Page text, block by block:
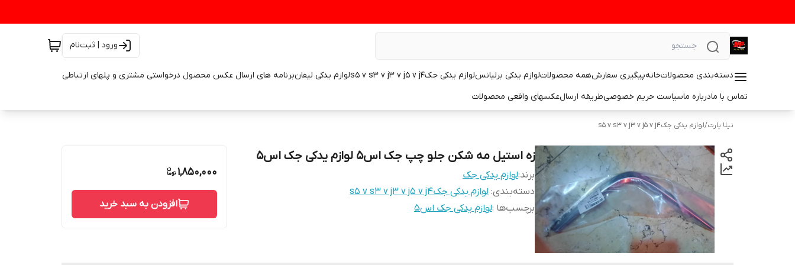
ورود | ثبت‌نام
دسته‌بندی محصولاتخانهپیگیری سفارشهمه محصولاتلوازم یدکی برلیانسلوازم یدکی جکs5 v s3 v j3 v j5 v j4 لوازم یدکی لیفانبرنامه های ارسال عکس محصول درخواستی مشتری و پلهای ارتباطی
تماس با مادرباره ماسیاست حریم خصوصیطریقه ارسالعکسهای واقعی محصولات
نیلا پارت/لوازم یدکی جکs5 v s3 v j3 v j5 v j4
زه استیل مه شکن جلو چپ جک اس۵ لوازم یدکی جک اس۵
برند:لوازم یدکی جک
دسته‌بندی: لوازم یدکی جکs5 v s3 v j3 v j5 v j4
برچسب‌ها :لوازم یدکی جک اس۵
1,850,000
افزودن به سبد خرید